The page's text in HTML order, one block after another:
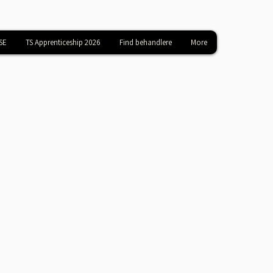
TS Apprenticeship 2026 Find behandlere More